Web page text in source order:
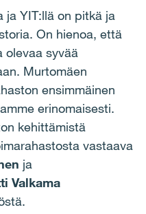
ja YIT:llä on pitkä ja
On hienoa, että
olevaa syvää
Murtomäen
ensimmäinen
erinomaisesti.
kehittämistä
vastaava
ja
Valkama